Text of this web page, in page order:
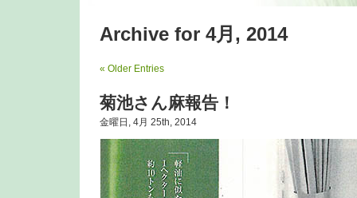
Archive for 4月, 2014
« Older Entries
菊池さん麻報告！
金曜日, 4月 25th, 2014